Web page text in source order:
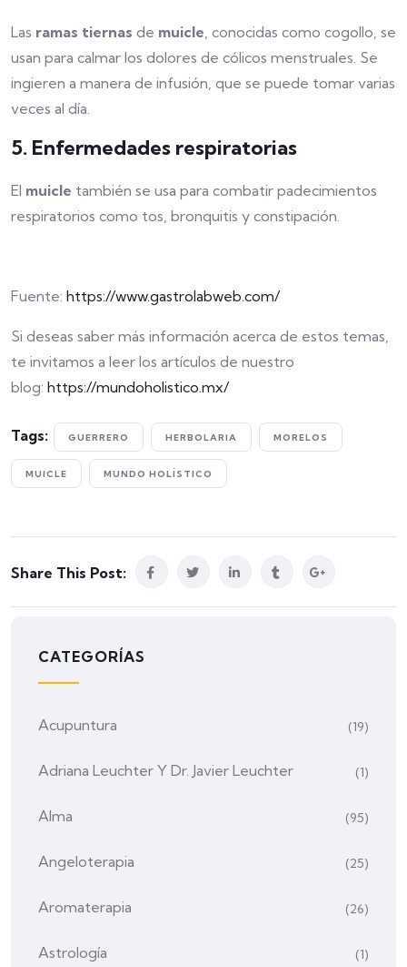
Las ramas tiernas de muicle, conocidas como cogollo, se
usan para calmar los dolores de cólicos menstruales. Se
ingieren a manera de infusión, que se puede tomar varias
veces al día.
5. Enfermedades respiratorias
El muicle también se usa para combatir padecimientos
respiratorios como tos, bronquitis y constipación.
Fuente: https://www.gastrolabweb.com/
Si deseas saber más información acerca de estos temas,
te invitamos a leer los artículos de nuestro
blog: https://mundoholistico.mx/
Tags: GUERRERO HERBOLARIA MORELOS
MUICLE MUNDO HOLÍSTICO
Share This Post:
CATEGORÍAS
Acupuntura (19)
Adriana Leuchter Y Dr. Javier Leuchter (1)
Alma (95)
Angeloterapia (25)
Aromaterapia (26)
Astrología (1)